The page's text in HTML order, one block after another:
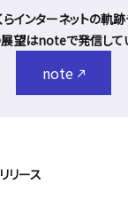
らインターネットの軌跡
望はnoteで発信して
note
リース